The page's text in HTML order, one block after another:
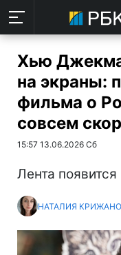
Хью
на экраны:
фильма о
совсем
15:57 13.06.2026 Сб
Лента
НАТАЛИЯ